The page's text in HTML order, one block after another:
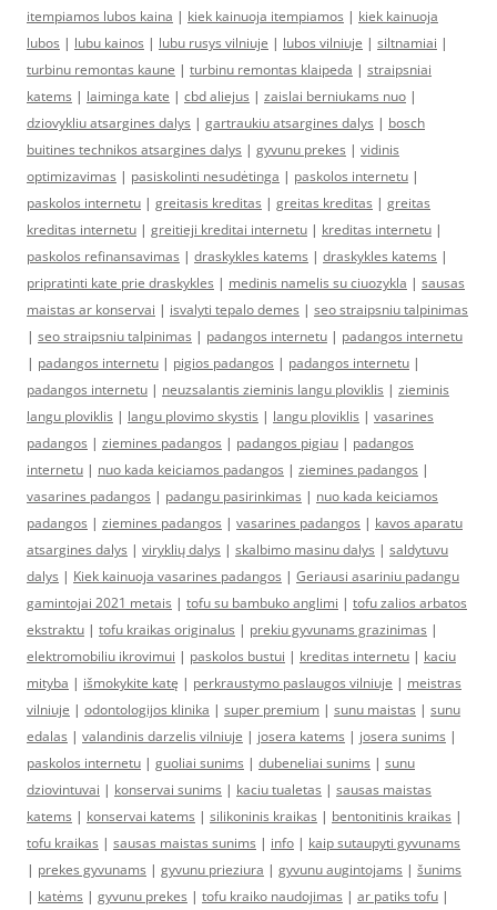
itempiamos lubos kaina | kiek kainuoja itempiamos | kiek kainuoja
lubos | lubu kainos | lubu rusys vilniuje | lubos vilniuje | siltnamiai |
turbinu remontas kaune | turbinu remontas klaipeda | straipsniai
katems | laiminga kate | cbd aliejus | zaislai berniukams nuo |
dziovykliu atsargines dalys | gartraukiu atsargines dalys | bosch
buitines technikos atsargines dalys | gyvunu prekes | vidinis
optimizavimas | pasiskolinti nesudėtinga | paskolos internetu |
paskolos internetu | greitasis kreditas | greitas kreditas | greitas
kreditas internetu | greitieji kreditai internetu | kreditas internetu |
paskolos refinansavimas | draskykles katems | draskykles katems |
pripratinti kate prie draskykles | medinis namelis su ciuozykla | sausas
maistas ar konservai | isvalyti tepalo demes | seo straipsniu talpinimas
| seo straipsniu talpinimas | padangos internetu | padangos internetu
| padangos internetu | pigios padangos | padangos internetu |
padangos internetu | neuzsalantis zieminis langu ploviklis | zieminis
langu ploviklis | langu plovimo skystis | langu ploviklis | vasarines
padangos | ziemines padangos | padangos pigiau | padangos
internetu | nuo kada keiciamos padangos | ziemines padangos |
vasarines padangos | padangu pasirinkimas | nuo kada keiciamos
padangos | ziemines padangos | vasarines padangos | kavos aparatu
atsargines dalys | viryklių dalys | skalbimo masinu dalys | saldytuvu
dalys | Kiek kainuoja vasarines padangos | Geriausi asariniu padangu
gamintojai 2021 metais | tofu su bambuko anglimi | tofu zalios arbatos
ekstraktu | tofu kraikas originalus | prekiu gyvunams grazinimas |
elektromobiliu ikrovimui | paskolos bustui | kreditas internetu | kaciu
mityba | išmokykite katę | perkraustymo paslaugos vilniuje | meistras
vilniuje | odontologijos klinika | super premium | sunu maistas | sunu
edalas | valandinis darzelis vilniuje | josera katems | josera sunims |
paskolos internetu | guoliai sunims | dubeneliai sunims | sunu
dziovintuvai | konservai sunims | kaciu tualetas | sausas maistas
katems | konservai katems | silikoninis kraikas | bentonitinis kraikas |
tofu kraikas | sausas maistas sunims | info | kaip sutaupyti gyvunams
| prekes gyvunams | gyvunu prieziura | gyvunu augintojams | šunims
| katėms | gyvunu prekes | tofu kraiko naudojimas | ar patiks tofu |